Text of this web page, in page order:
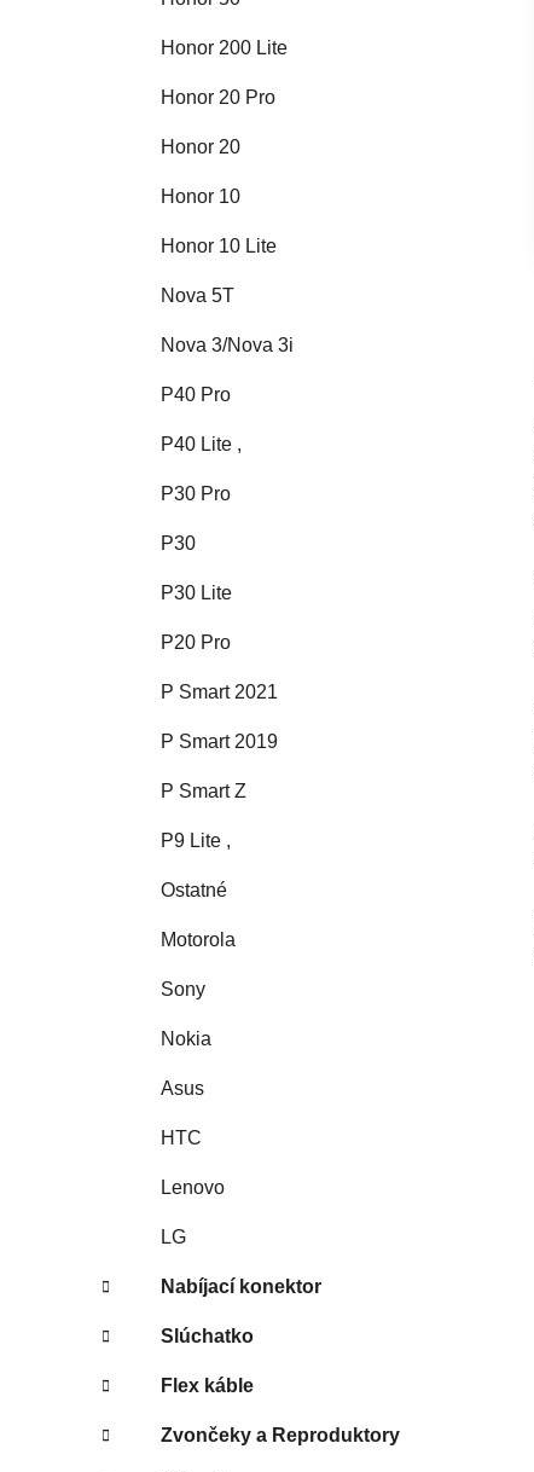
Honor 200 Lite
Honor 20 Pro
Honor 20
Honor 10
Honor 10 Lite
Nova 5T
Nova 3/Nova 3i
P40 Pro
P40 Lite ,
P30 Pro
P30
P30 Lite
P20 Pro
P Smart 2021
P Smart 2019
P Smart Z
P9 Lite ,
Ostatné
Motorola
Sony
Nokia
Asus
HTC
Lenovo
LG
Nabíjací konektor
Slúchatko
Flex káble
Zvončeky a Reproduktory